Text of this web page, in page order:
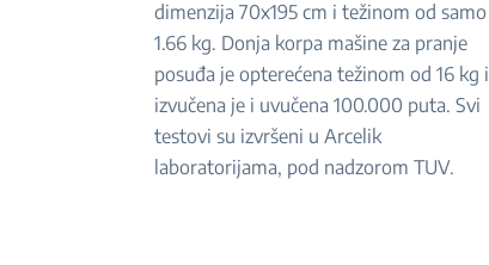
dimenzija 70x195 cm i težinom od samo
1.66 kg. Donja korpa mašine za pranje
posuđa je opterećena težinom od 16 kg i
izvučena je i uvučena 100.000 puta. Svi
testovi su izvršeni u Arcelik
laboratorijama, pod nadzorom TUV.